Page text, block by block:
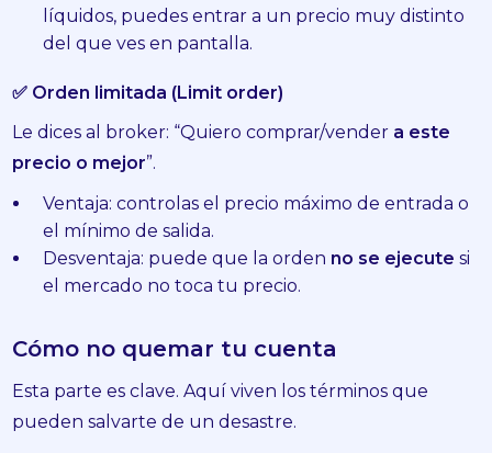
líquidos, puedes entrar a un precio muy distinto
del que ves en pantalla.
✅ Orden limitada (Limit order)
Le dices al broker: “Quiero comprar/vender a este
precio o mejor”.
Ventaja: controlas el precio máximo de entrada o
el mínimo de salida.
Desventaja: puede que la orden no se ejecute si
el mercado no toca tu precio.
Cómo no quemar tu cuenta
Esta parte es clave. Aquí viven los términos que
pueden salvarte de un desastre.